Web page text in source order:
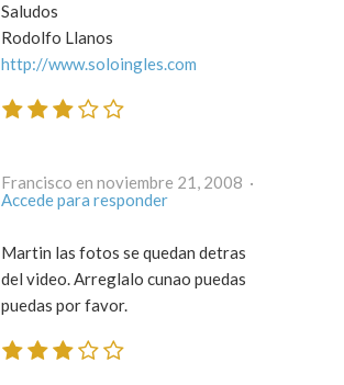
Saludos
Rodolfo Llanos
http://www.soloingles.com
Francisco en noviembre 21, 2008 ·
Accede para responder
Martin las fotos se quedan detras
del video. Arreglalo cunao puedas
puedas por favor.